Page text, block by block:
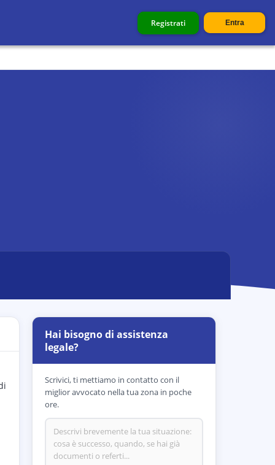
Registrati Entra
Hai bisogno di assistenza
legale?
Scrivici, ti mettiamo in contatto con il
miglior avvocato nella tua zona in poche
ore.